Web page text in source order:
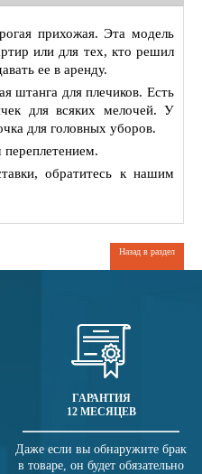
прихожая. Эта модель
или для тех, кто решил
ее в аренду.
штанга для плечиков. Есть
для всяких мелочей. У
для головных уборов.
обратитесь к нашим
Назад в раздел
ГАРАНТИЯ
12 МЕСЯЦЕВ
Даже если вы обнаружите брак
в товаре, он будет обязательно